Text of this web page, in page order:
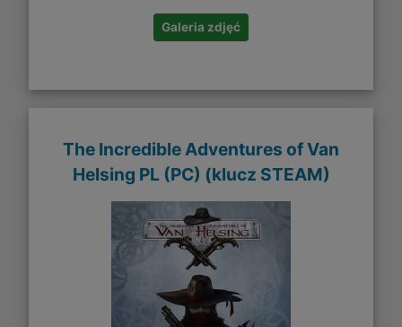
Galeria zdjęć
The Incredible Adventures of Van
Helsing PL (PC) (klucz STEAM)